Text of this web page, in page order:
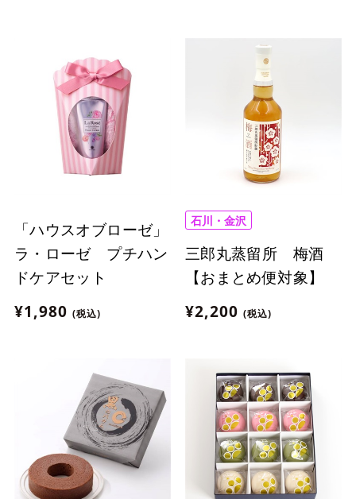
「ハウスオブローゼ」
ラ・ローゼ プチハン
ドケアセット
¥1,980 (税込)
石川・金沢
三郎丸蒸留所 梅酒
【おまとめ便対象】
¥2,200 (税込)